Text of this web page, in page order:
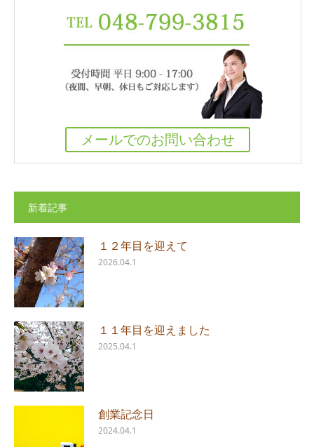
メールでのお問い合わせ
新着記事
１２年目を迎えて
2026.04.1
１１年目を迎えました
2025.04.1
創業記念日
2024.04.1